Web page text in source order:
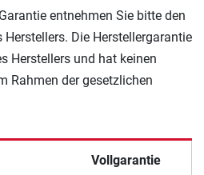
entnehmen Sie bitte den
Die Herstellergarantie
Herstellers und hat keinen
Rahmen der gesetzlichen
Vollgarantie